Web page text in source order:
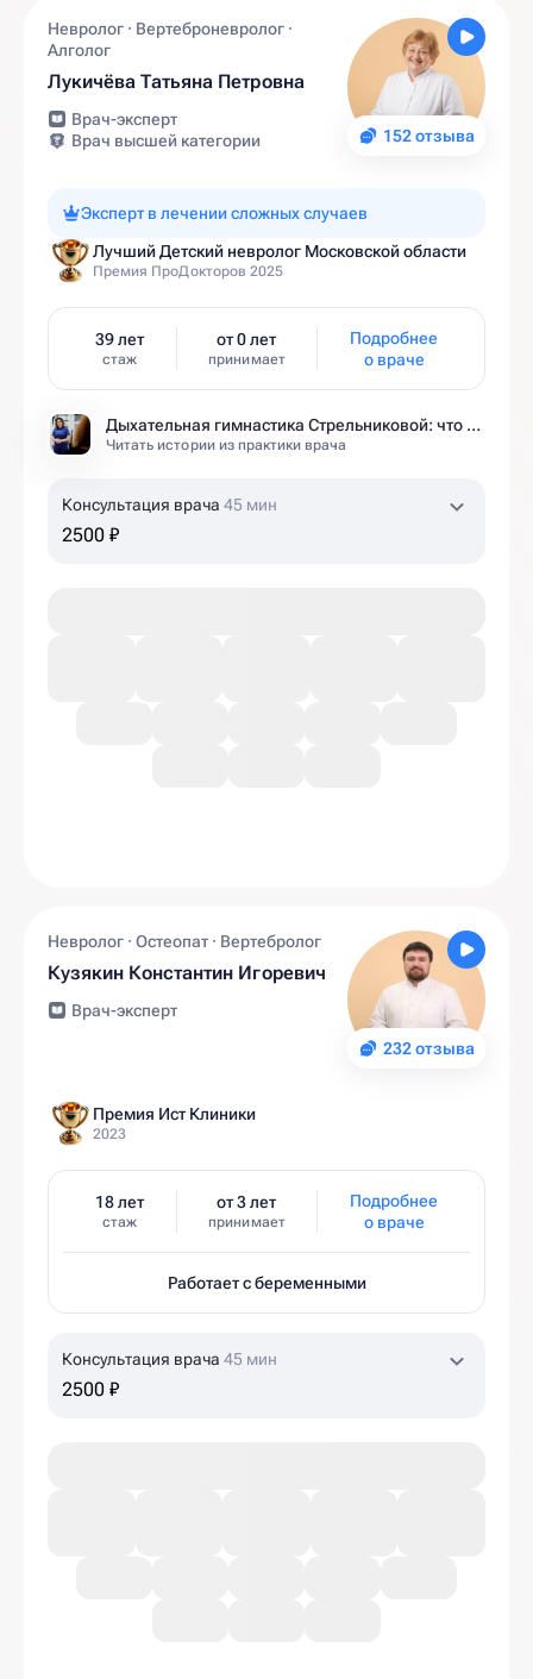
152 отзыва
Невролог · Вертеброневролог ·
Алголог
Лукичёва Татьяна Петровна
Врач-эксперт
Врач высшей категории
Эксперт в лечении сложных случаев
Лучший Детский невролог Московской области
Премия ПроДокторов 2025
39 лет
стаж
от 0 лет
принимает
Подробнее
о враче
Дыхательная гимнастика Стрельниковой: что это за методика и кому она подходит
Читать истории из практики врача
Консультация врача 45 мин
2500 ₽
232 отзыва
Невролог · Остеопат · Вертебролог
Кузякин Константин Игоревич
Врач-эксперт
Премия Ист Клиники
2023
18 лет
стаж
от 3 лет
принимает
Подробнее
о враче
Работает с беременными
Консультация врача 45 мин
2500 ₽